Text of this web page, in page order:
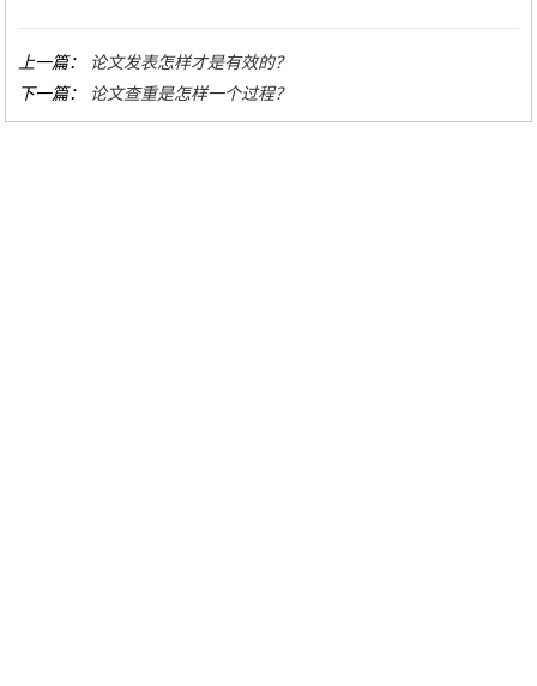
上一篇： 论文发表怎样才是有效的？
下一篇： 论文查重是怎样一个过程？